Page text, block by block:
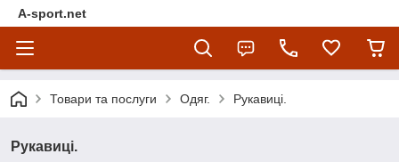
A-sport.net
Товари та послуги Одяг. Рукавиці.
Рукавиці.